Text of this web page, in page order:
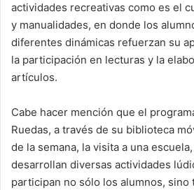
actividades recreativas como es el
y manualidades, en donde los
diferentes dinámicas refuerzan su
la participación en lecturas y la
artículos.
Cabe hacer mención que el
Ruedas, a través de su biblioteca
de la semana, la visita a una
desarrollan diversas actividades
participan no sólo los alumnos, sino